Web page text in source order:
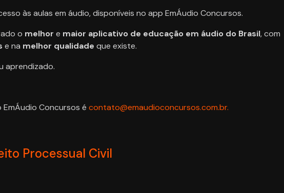
às aulas em áudio, disponíveis no app EmÁudio Concursos.
o melhor e maior aplicativo de educação em áudio do Brasil, com
e na melhor qualidade que existe.
aprendizado.
Concursos é contato@emaudioconcursos.com.br.
Processual Civil